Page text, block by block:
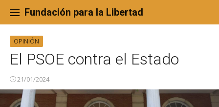
content
Fundación para la Libertad
OPINIÓN
El PSOE contra el Estado
21/01/2024